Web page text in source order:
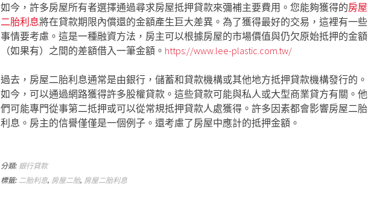
如今，許多房屋所有者選擇通過尋求房屋抵押貸款來彌補主要費用。您能夠獲得的房屋
二胎利息將在貸款期限內償還的金額產生巨大差異。為了獲得最好的交易，這裡有一些
事情要考慮。這是一種融資方法，房主可以根據房屋的市場價值與仍欠原始抵押的金額
（如果有）之間的差額借入一筆金額。 https://www.lee-plastic.com.tw/
過去，房屋二胎利息通常是由銀行，儲蓄和貸款機構或其他地方抵押貸款機構發行的。
如今，可以通過網路獲得許多股權貸款。這些貸款可能與私人或大型商業貸方有關。他
們可能專門從事第二抵押或可以從常規抵押貸款人處獲得。許多因素都會影響房屋二胎
利息。房主的信譽僅僅是一個例子。還考慮了房屋中應計的抵押金額。
分類: 銀行貸款
標籤: 二胎利息, 房屋二胎, 房屋二胎利息